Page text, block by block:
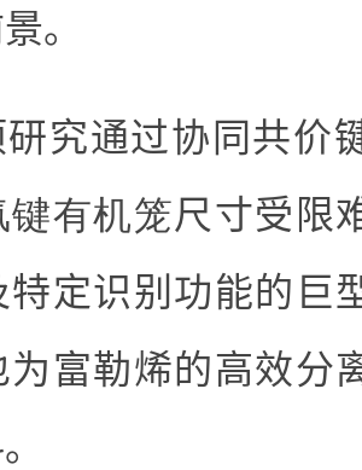
。
研究通过协同共价
键有机笼尺寸受限
特定识别功能的巨
为富勒烯的高效分